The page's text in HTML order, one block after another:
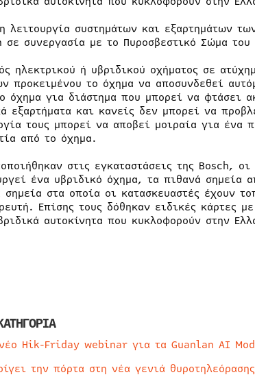
λειτουργία συστημάτων και εξαρτημάτων
σε συνεργασία με το Πυροσβεστικό Σώμα
ηλεκτρικού ή υβριδικού οχήματος σε
προκειμένου το όχημα να αποσυνδεθεί
όχημα για διάστημα που μπορεί να φτάσει
εξαρτήματα και κανείς δεν μπορεί να
τους μπορεί να αποβεί μοιραία για ένα
από το όχημα.
στις εγκαταστάσεις της Bosch,
ένα υβριδικό όχημα, τα πιθανά σημεία
στα οποία οι κατασκευαστές έχουν
Επίσης τους δόθηκαν ειδικές κάρτες
αυτοκίνητα που κυκλοφορούν στην
Hik-Friday webinar για τα Guanlan AI
την πόρτα στη νέα γενιά